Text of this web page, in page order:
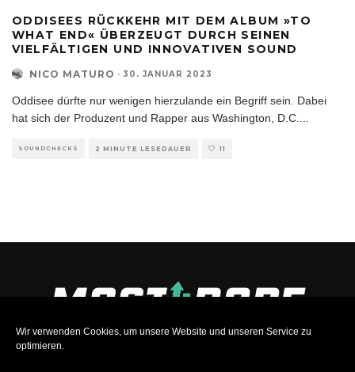
Wir verwenden Cookies, um unsere Website und unseren Service zu
optimieren.
ODDISEES RÜCKKEHR MIT DEM ALBUM »TO
WHAT END« ÜBERZEUGT DURCH SEINEN
VIELFÄLTIGEN UND INNOVATIVEN SOUND
NICO MATURO · 30. JANUAR 2023
Oddisee dürfte nur wenigen hierzulande ein Begriff sein. Dabei
hat sich der Produzent und Rapper aus Washington, D.C.
SOUNDCHECKS 2 MINUTE LESEDAUER 11